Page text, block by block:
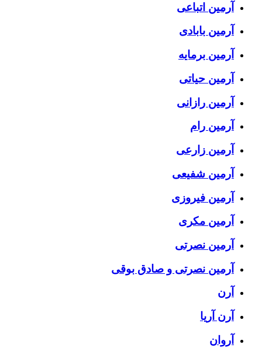
آرمین اتباعی
آرمین بابادی
آرمین برمایه
آرمین حیاتی
آرمین رازانی
آرمین رام
آرمین زارعی
آرمین شفیعی
آرمین فیروزی
آرمین مکری
آرمین نصرتی
آرمین نصرتی و صادق بوقی
آرن
آرن آریا
آروان